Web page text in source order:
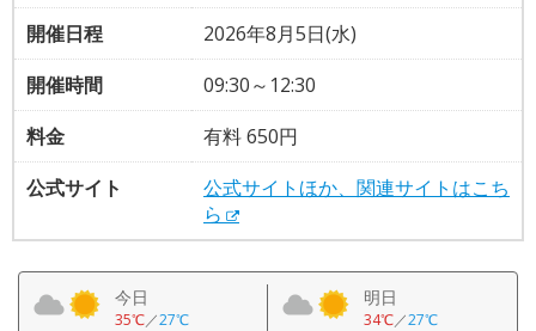
開催日程
2026年8月5日(水)
開催時間
09:30～12:30
料金
有料 650円
公式サイト
公式サイトほか、関連サイトはこち
ら
今日
35℃／27℃
明日
34℃／27℃